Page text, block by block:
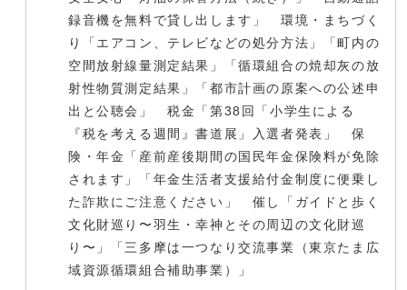
録音機を無料で貸し出します」 環境・まちづく
り「エアコン、テレビなどの処分方法」「町内の
空間放射線量測定結果」「循環組合の焼却灰の放
射性物質測定結果」「都市計画の原案への公述申
出と公聴会」 税金「第38回「小学生による
『税を考える週間』書道展」入選者発表」 保
険・年金「産前産後期間の国民年金保険料が免除
されます」「年金生活者支援給付金制度に便乗し
た詐欺にご注意ください」 催し「ガイドと歩く
文化財巡り〜羽生・幸神とその周辺の文化財巡
り〜」「三多摩は一つなり交流事業（東京たま広
域資源循環組合補助事業）」